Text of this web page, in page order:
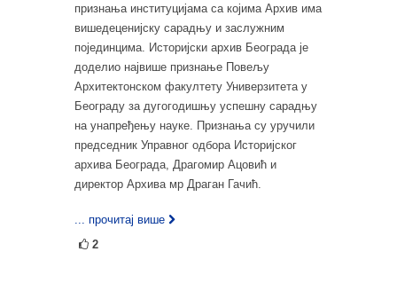
признања институцијама са којима Архив има
вишедеценијску сарадњу и заслужним
појединцима. Историјски архив Београда је
доделио највише признање Повељу
Архитектонском факултету Универзитета у
Београду за дугогодишњу успешну сарадњу
на унапређењу науке. Признања су уручили
председник Управног одбора Историјског
архива Београда, Драгомир Ацовић и
директор Архива мр Драган Гачић.
... прочитај више
2